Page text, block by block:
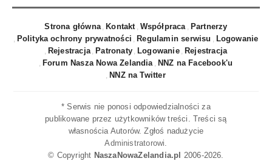
Strona główna Kontakt Współpraca
Partnerzy
Polityka ochrony prywatności
Regulamin serwisu
Logowanie
Rejestracja
Patronaty Logowanie
Rejestracja
Forum Nasza Nowa Zelandia
NNZ na Facebook'u
NNZ na Twitter
* Serwis nie ponosi odpowiedzialności za
publikowane przez użytkowników treści. Treści są
własnościa Autorów. Zgłoś nadużycie
Administratorowi.
© Copyright NaszaNowaZelandia.pl 2006-2026.